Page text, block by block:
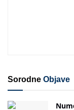
Sorodne Objave